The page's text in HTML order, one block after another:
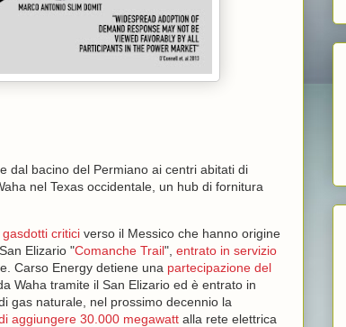
dal bacino del Permiano ai centri abitati di
nel Texas occidentale, un hub di fornitura
criticiverso il Messico che hanno origine
Elizario "Comanche Trail", entrato in servizio
Carso Energy detiene una partecipazione del
Waha tramite il San Elizario ed è entrato in
gas naturale, nel prossimo decennio la
aggiungere 30.000 megawattalla rete elettrica